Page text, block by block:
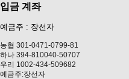
입금 계좌
예금주 : 장선자
농협 301-0471-0799-81
하나 394-810040-50707
우리 1002-434-509682
예금주:장선자